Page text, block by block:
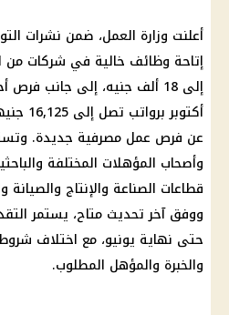
إتاحة وظائف خالية في شركات من
إلى 18 ألف جنيه، إلى جانب
عن فرص عمل مصرفية جديدة.
وأصحاب المؤهلات المختلفة
قطاعات الصناعة والإنتاج
ووفق آخر تحديث متاح، يستمر
حتى نهاية يونيو، مع اختلاف
والخبرة والمؤهل المطلوب.